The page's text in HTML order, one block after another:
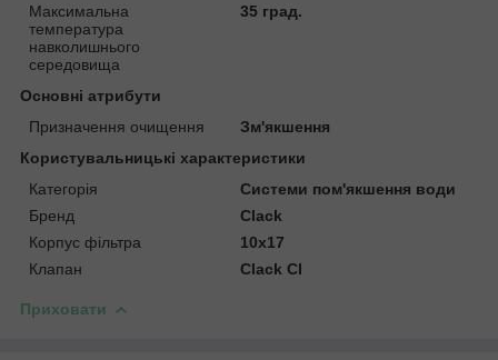
Максимальна
температура
навколишнього
середовища
35 град.
Основні атрибути
Призначення очищення
Зм'якшення
Користувальницькі характеристики
Категорія
Системи пом'якшення води
Бренд
Clack
Корпус фільтра
10х17
Клапан
Clack CI
Приховати